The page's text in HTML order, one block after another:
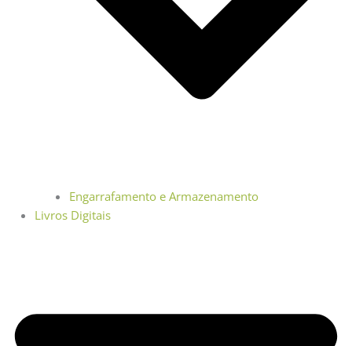
Engarrafamento e Armazenamento
Livros Digitais